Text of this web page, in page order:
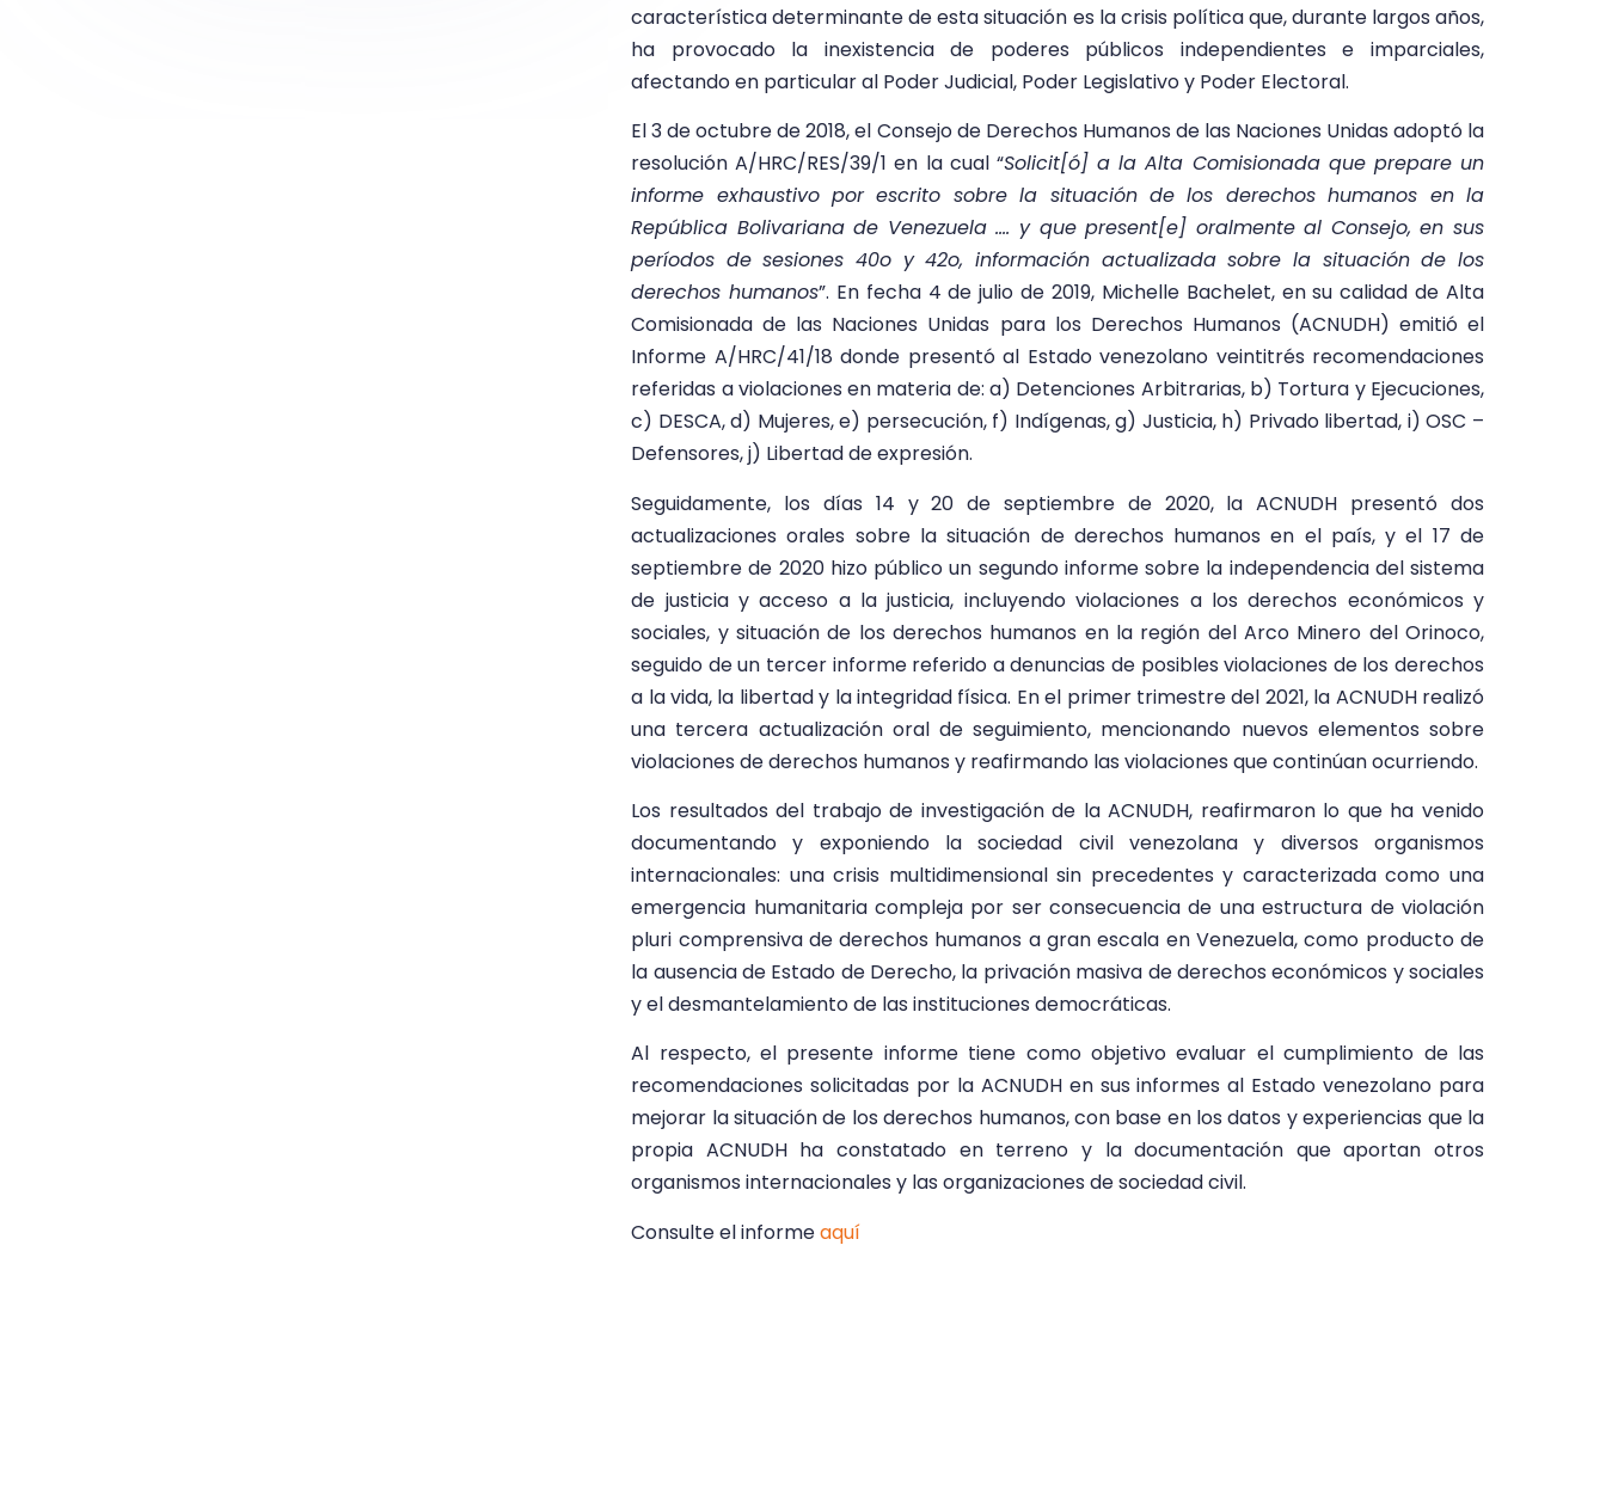
característica determinante de esta situación es la crisis política que, durante largos años,
ha provocado la inexistencia de poderes públicos independientes e imparciales,
afectando en particular al Poder Judicial, Poder Legislativo y Poder Electoral.
El 3 de octubre de 2018, el Consejo de Derechos Humanos de las Naciones Unidas adoptó la
resolución A/HRC/RES/39/1 en la cual “Solicit[ó] a la Alta Comisionada que prepare un
informe exhaustivo por escrito sobre la situación de los derechos humanos en la
República Bolivariana de Venezuela …. y que present[e] oralmente al Consejo, en sus
períodos de sesiones 40o y 42o, información actualizada sobre la situación de los
derechos humanos”. En fecha 4 de julio de 2019, Michelle Bachelet, en su calidad de Alta
Comisionada de las Naciones Unidas para los Derechos Humanos (ACNUDH) emitió el
Informe A/HRC/41/18 donde presentó al Estado venezolano veintitrés recomendaciones
referidas a violaciones en materia de: a) Detenciones Arbitrarias, b) Tortura y Ejecuciones,
c) DESCA, d) Mujeres, e) persecución, f) Indígenas, g) Justicia, h) Privado libertad, i) OSC –
Defensores, j) Libertad de expresión.
Seguidamente, los días 14 y 20 de septiembre de 2020, la ACNUDH presentó dos
actualizaciones orales sobre la situación de derechos humanos en el país, y el 17 de
septiembre de 2020 hizo público un segundo informe sobre la independencia del sistema
de justicia y acceso a la justicia, incluyendo violaciones a los derechos económicos y
sociales, y situación de los derechos humanos en la región del Arco Minero del Orinoco,
seguido de un tercer informe referido a denuncias de posibles violaciones de los derechos
a la vida, la libertad y la integridad física. En el primer trimestre del 2021, la ACNUDH realizó
una tercera actualización oral de seguimiento, mencionando nuevos elementos sobre
violaciones de derechos humanos y reafirmando las violaciones que continúan ocurriendo.
Los resultados del trabajo de investigación de la ACNUDH, reafirmaron lo que ha venido
documentando y exponiendo la sociedad civil venezolana y diversos organismos
internacionales: una crisis multidimensional sin precedentes y caracterizada como una
emergencia humanitaria compleja por ser consecuencia de una estructura de violación
pluri comprensiva de derechos humanos a gran escala en Venezuela, como producto de
la ausencia de Estado de Derecho, la privación masiva de derechos económicos y sociales
y el desmantelamiento de las instituciones democráticas.
Al respecto, el presente informe tiene como objetivo evaluar el cumplimiento de las
recomendaciones solicitadas por la ACNUDH en sus informes al Estado venezolano para
mejorar la situación de los derechos humanos, con base en los datos y experiencias que la
propia ACNUDH ha constatado en terreno y la documentación que aportan otros
organismos internacionales y las organizaciones de sociedad civil.
Consulte el informeaquí